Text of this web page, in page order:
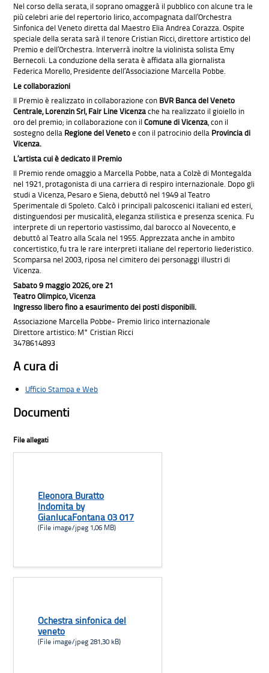
Nel corso della serata, il soprano omaggerà il pubblico con alcune tra le
più celebri arie del repertorio lirico, accompagnata dall’Orchestra
Sinfonica del Veneto diretta dal Maestro Elia Andrea Corazza. Ospite
speciale della serata sarà il tenore Cristian Ricci, direttore artistico del
Premio e dell’Orchestra. Interverrà inoltre la violinista solista Emy
Bernecoli. La conduzione della serata è affidata alla giornalista
Federica Morello, Presidente dell’Associazione Marcella Pobbe.
Le collaborazioni
Il Premio è realizzato in collaborazione con BVR Banca del Veneto
Centrale, Lorenzin Srl, Fair Line Vicenzache ha realizzato il gioiello in
oro del premio; in collaborazione con ilComune di Vicenza, con il
sostegno della Regione del Venetoe con il patrocinio della Provincia di
Vicenza.
L’artista cui è dedicato il Premio
Il Premio rende omaggio a Marcella Pobbe, nata a Colzè di Montegalda
nel 1921, protagonista di una carriera di respiro internazionale. Dopo gli
studi a Vicenza, Pesaro e Siena, debuttò nel 1949 al Teatro
Sperimentale di Spoleto. Calcò i principali palcoscenici italiani ed esteri,
distinguendosi per musicalità, eleganza stilistica e presenza scenica. Fu
interprete di un repertorio vastissimo, dal barocco al Novecento, e
debuttò al Teatro alla Scala nel 1955. Apprezzata anche in ambito
concertistico, fu tra le rare interpreti italiane del repertorio liederistico.
Scomparsa nel 2003, riposa nel cimitero dei personaggi illustri di
Vicenza.
Sabato 9 maggio 2026, ore 21
Teatro Olimpico, Vicenza
Ingresso libero fino a esaurimento dei posti disponibili.
Associazione Marcella Pobbe- Premio lirico internazionale
Direttore artistico: M° Cristian Ricci
3478614893
A cura di
Ufficio Stampa e Web
Documenti
File allegati
Eleonora Buratto
Indomita by
GianlucaFontana 03 017
(File image/jpeg 1,06 MB)
Ochestra sinfonica del
veneto
(File image/jpeg 281,30 kB)